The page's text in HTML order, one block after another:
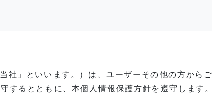
」といいます。）は、ユーザーその他の方から
するとともに、本個人情報保護方針を遵守します。